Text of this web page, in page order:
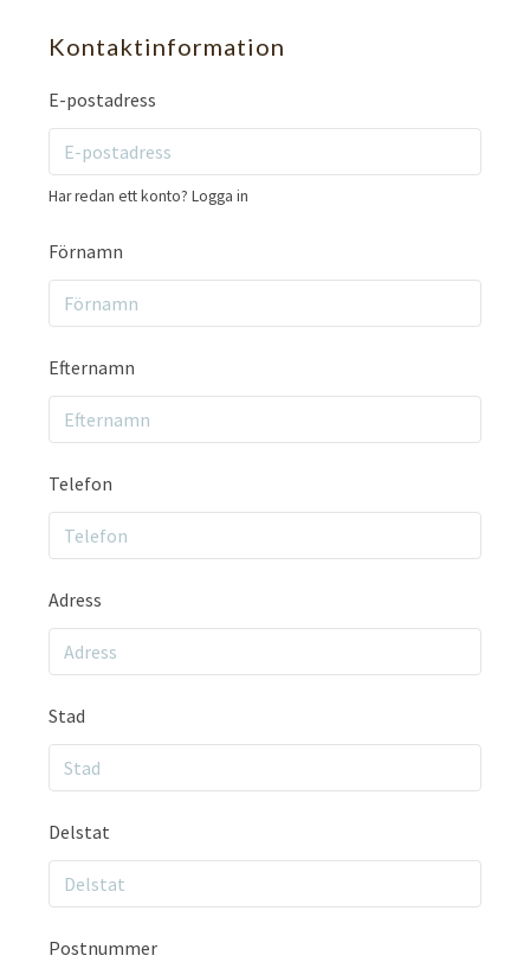
Kontaktinformation
E-postadress
Har redan ett konto? Logga in
Förnamn
Efternamn
Telefon
Adress
Stad
Delstat
Postnummer